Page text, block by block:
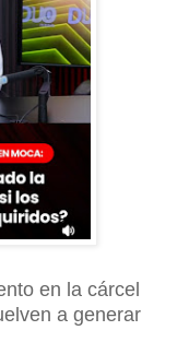
en la cárcel
a generar